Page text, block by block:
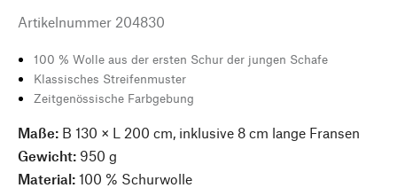
Artikelnummer 204830
100 % Wolle aus der ersten Schur der jungen Schafe
Klassisches Streifenmuster
Zeitgenössische Farbgebung
Maße: B 130 × L 200 cm, inklusive 8 cm lange Fransen
Gewicht: 950 g
Material: 100 % Schurwolle